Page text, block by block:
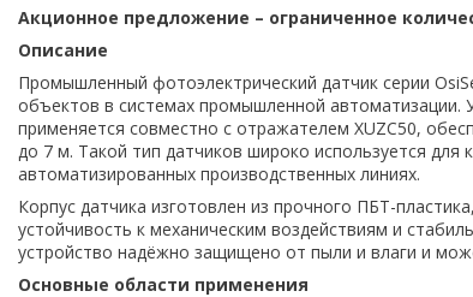
Акционное предложение – ограниченное
Описание
Промышленный фотоэлектрический датчик серии
объектов в системах промышленной автоматизации.
применяется совместно с отражателем XUZC50,
до 7 м. Такой тип датчиков широко используется
автоматизированных производственных линиях.
Корпус датчика изготовлен из прочного ПБТ-
устойчивость к механическим воздействиям и
устройство надёжно защищено от пыли и влаги и
Основные области применения